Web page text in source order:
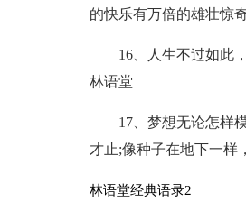
的快乐有万倍的雄壮
16、人生不过如此
林语堂
17、梦想无论怎样
才止;像种子在地下一
林语堂经典语录2